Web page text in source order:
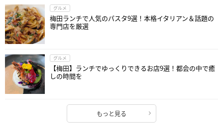
グルメ
梅田ランチで人気のパスタ9選！本格イタリアン＆話題の
専門店を厳選
グルメ
【梅田】ランチでゆっくりできるお店9選！都会の中で癒
しの時間を
もっと見る